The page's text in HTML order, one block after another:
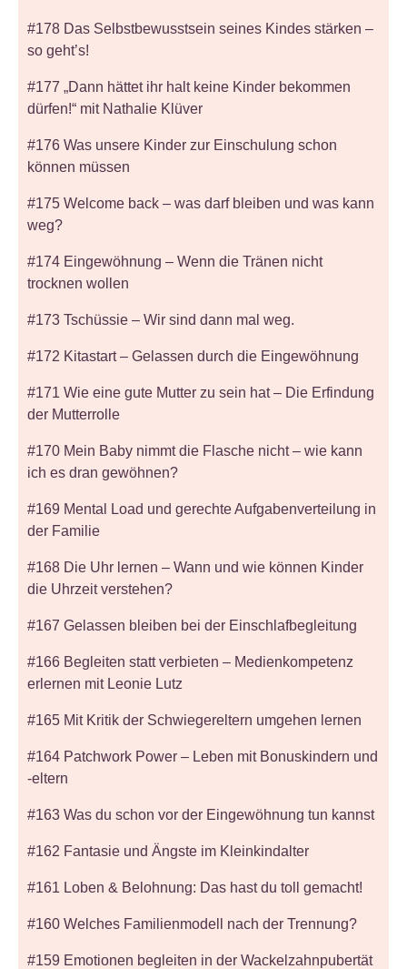
#178 Das Selbstbewusstsein seines Kindes stärken –
so geht’s!
#177 „Dann hättet ihr halt keine Kinder bekommen
dürfen!“ mit Nathalie Klüver
#176 Was unsere Kinder zur Einschulung schon
können müssen
#175 Welcome back – was darf bleiben und was kann
weg?
#174 Eingewöhnung – Wenn die Tränen nicht
trocknen wollen
#173 Tschüssie – Wir sind dann mal weg.
#172 Kitastart – Gelassen durch die Eingewöhnung
#171 Wie eine gute Mutter zu sein hat – Die Erfindung
der Mutterrolle
#170 Mein Baby nimmt die Flasche nicht – wie kann
ich es dran gewöhnen?
#169 Mental Load und gerechte Aufgabenverteilung in
der Familie
#168 Die Uhr lernen – Wann und wie können Kinder
die Uhrzeit verstehen?
#167 Gelassen bleiben bei der Einschlafbegleitung
#166 Begleiten statt verbieten – Medienkompetenz
erlernen mit Leonie Lutz
#165 Mit Kritik der Schwiegereltern umgehen lernen
#164 Patchwork Power – Leben mit Bonuskindern und
-eltern
#163 Was du schon vor der Eingewöhnung tun kannst
#162 Fantasie und Ängste im Kleinkindalter
#161 Loben & Belohnung: Das hast du toll gemacht!
#160 Welches Familienmodell nach der Trennung?
#159 Emotionen begleiten in der Wackelzahnpubertät